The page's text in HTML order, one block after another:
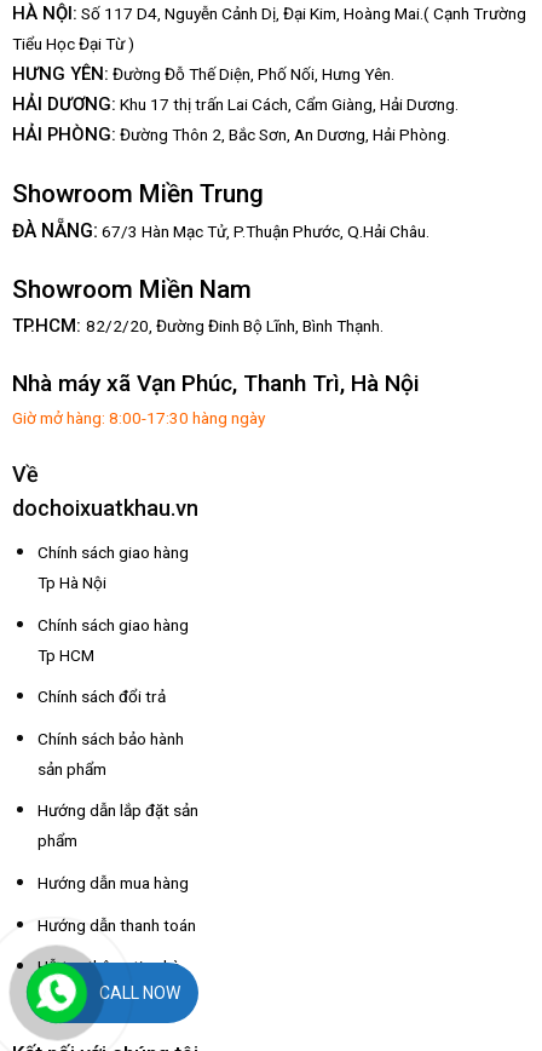
HÀ NỘI: Số 117 D4, Nguyễn Cảnh Dị, Đại Kim, Hoàng Mai.( Cạnh Trường
Tiểu Học Đại Từ )
HƯNG YÊN: Đường Đỗ Thế Diện, Phố Nối, Hưng Yên.
HẢI DƯƠNG: Khu 17 thị trấn Lai Cách, Cẩm Giàng, Hải Dương.
HẢI PHÒNG: Đường Thôn 2, Bắc Sơn, An Dương, Hải Phòng.
Showroom Miền Trung
ĐÀ NẴNG: 67/3 Hàn Mạc Tử, P.Thuận Phước, Q.Hải Châu.
Showroom Miền Nam
TP.HCM: 82/2/20, Đường Đinh Bộ Lĩnh, Bình Thạnh.
Nhà máy xã Vạn Phúc, Thanh Trì, Hà Nội
Giờ mở hàng: 8:00-17:30 hàng ngày
Về
dochoixuatkhau.vn
Chính sách giao hàng
Tp Hà Nội
Chính sách giao hàng
Tp HCM
Chính sách đổi trả
Chính sách bảo hành
sản phẩm
Hướng dẫn lắp đặt sản
phẩm
Hướng dẫn mua hàng
Hướng dẫn thanh toán
Hỗ trợ thông tin nhà
xe các tỉnhCALL NOW